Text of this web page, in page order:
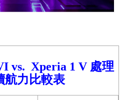
vs. Xperia 1 V 處理
航力比較表